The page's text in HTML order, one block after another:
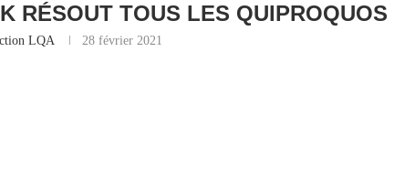
RÉSOUT TOUS LES QUIPROQUOS
LQA 28 février 2021